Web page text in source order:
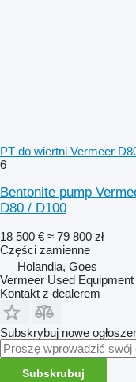
PT do wiertni Vermeer
6
Bentonite pump
D80 / D100
18 500 € ≈ 79 800 zł
Części zamienne
Holandia, Goes
Vermeer Used Equipment
Kontakt z dealerem
Subskrybuj nowe
Subskrubuj